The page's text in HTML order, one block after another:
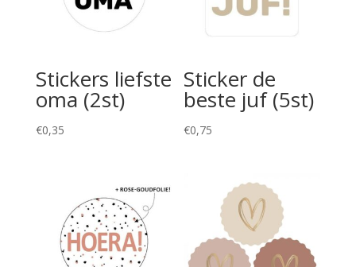
Stickers liefste
oma (2st)
€0,35
Sticker de
beste juf (5st)
€0,75